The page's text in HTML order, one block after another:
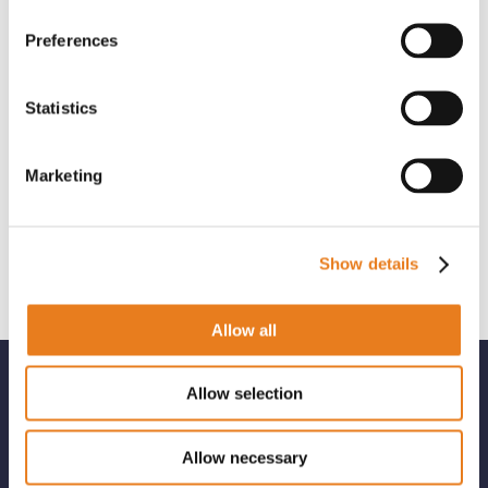
Preferences
Statistics
Marketing
Show details
Allow all
Allow selection
Allow necessary
Aikom Technology: distributore a valore
aggiunto
Reti wireless, sicurezza, prodotti per la
comunicazione professionale e soluzioni